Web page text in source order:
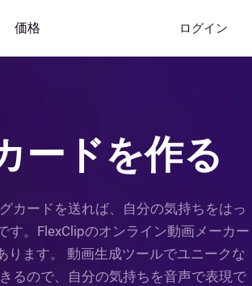
価格 ログイン
ードを作る
カードを送れば、自分の気持ちをはっ
。FlexClipのオンライン動画メーカー
ります。 動画生成ツールでユニークな
るので、自分の気持ちを音声で表現で